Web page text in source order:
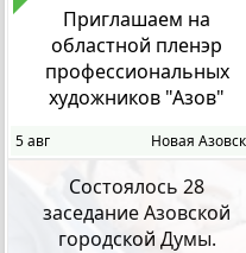
Приглашаем на
областной пленэр
профессиональных
художников "Азов"
5 авг
Состоялось 28
заседание Азовской
городской Думы.